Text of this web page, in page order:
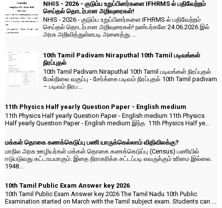
NHIS - 2026 - குடும்ப உறுப்பினர்களை IFHRMS ல் பதிவேற்றம்
செய்தல் தொடர்பான அறிவுரைகள்!
NHIS - 2026 - குடும்ப உறுப்பினர்களை IFHRMS ல் பதிவேற்றம்
செய்தல் தொடர்பான அறிவுரைகள்! நண்பர்களே 24.06.2026 இல்
அரசு அறிவித்துள்ளபடி அனைத்து ...
10th Tamil Padivam Niraputhal 10th Tamil படிவங்கள்
நிரப்புதல்
10th Tamil Padivam Niraputhal 10th Tamil படிவங்கள் நிரப்புதல்
மேல்நிலை வகுப்பு - சேர்க்கை படிவம் நிரப்புதல் 10th Tamil padivam
– படிவம் நிரப...
11th Physics Half yearly Question Paper - English medium
11th Physics Half yearly Question Paper - English medium 11th Physics
Half yearly Question Paper - English medium இந்த 11th Physics Half ye...
மக்கள் தொகை கணக்கெடுப்பு பணி யாருக்கெல்லாம் விதிவிலக்கு?
மாநில அரசு ஊழியர்கள் மக்கள் தொகை கணக்கெடுப்பு (Census) பணியில்
ஈடுபடுவது கட்டாயமாகும். இதை நிராகரிக்க சட்டப்படி எவருக்கும் உரிமை இல்லை.
1948...
10th Tamil Public Exam Answer key 2026
10th Tamil Public Exam Answer key 2026 The Tamil Nadu 10th Public
Examination started on March with the Tamil subject exam. Students can ...